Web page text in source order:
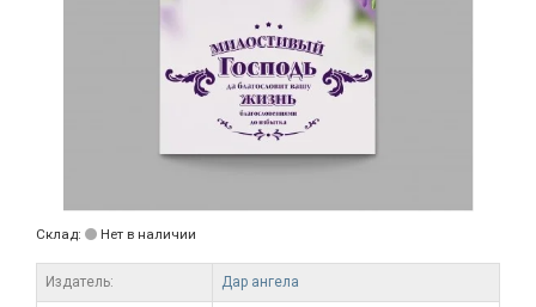
Склад: Нет в наличии
Издатель: Дар ангела